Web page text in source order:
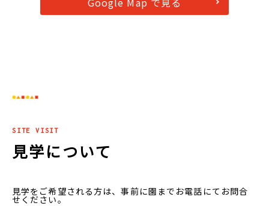
SITE VISIT
見学について
見学をご希望される方は、事前に園までお電話にてお問合
せください。